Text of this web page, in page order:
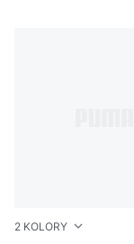
2 KOLORY